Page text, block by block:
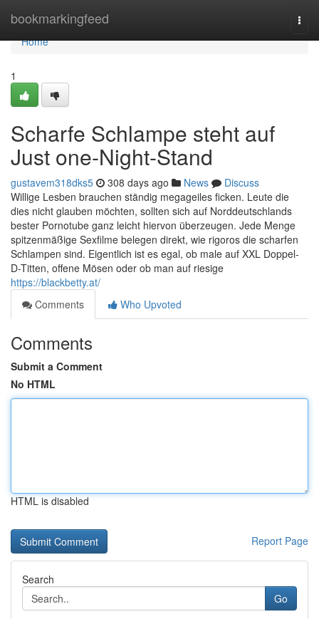
bookmarkingfeed
Home
Home
1
Scharfe Schlampe steht auf
Just one-Night-Stand
gustavem318dks5 308 days ago News
Discuss
Willige Lesben brauchen ständig megageiles ficken. Leute die
dies nicht glauben möchten, sollten sich auf Norddeutschlands
bester Pornotube ganz leicht hiervon überzeugen. Jede Menge
spitzenmäßige Sexfilme belegen direkt, wie rigoros die scharfen
Schlampen sind. Eigentlich ist es egal, ob male auf XXL Doppel-
D-Titten, offene Mösen oder ob man auf riesige
https://blackbetty.at/
Comments
Who Upvoted
Comments
Submit a Comment
No HTML
HTML is disabled
Report Page
Search
Go